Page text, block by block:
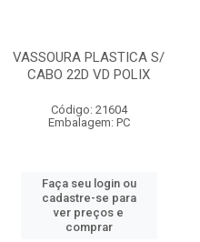
VASSOURA PLASTICA S/
CABO 22D VD POLIX
Código: 21604
Embalagem: PC
Faça seu login ou
cadastre-se para
ver preços e
comprar